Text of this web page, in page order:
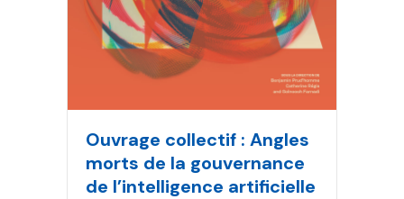
Ouvrage collectif : Angles
morts de la gouvernance
de l’intelligence artificielle